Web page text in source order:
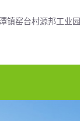
镇窑台村源邦工业园